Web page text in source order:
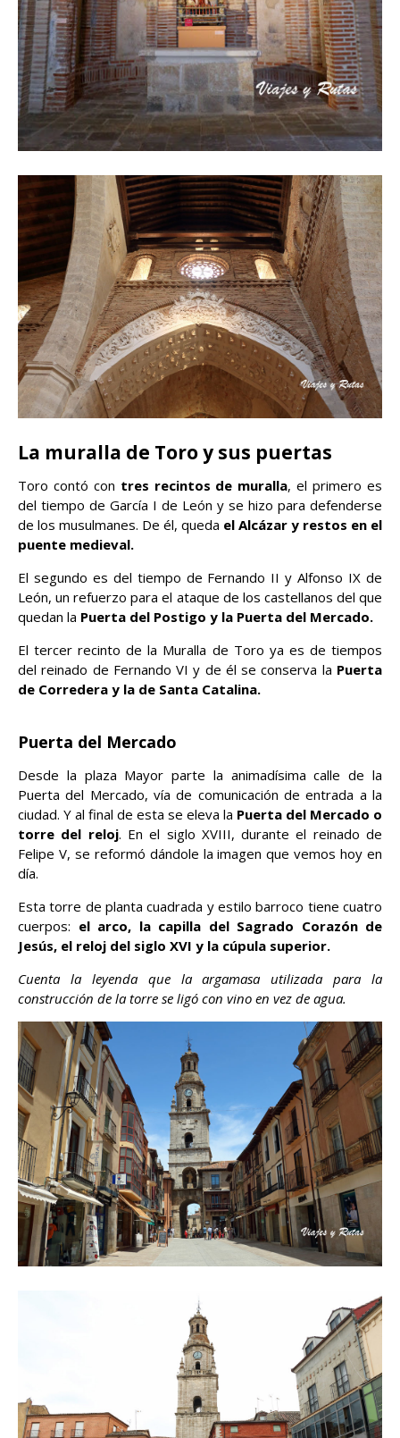
La muralla de Toro y sus puertas
Toro contó con tres recintos de muralla, el primero es
del tiempo de García I de León y se hizo para defenderse
de los musulmanes. De él, queda el Alcázar y restos en el
puente medieval.
El segundo es del tiempo de Fernando II y Alfonso IX de
León, un refuerzo para el ataque de los castellanos del que
quedan la Puerta del Postigo y la Puerta del Mercado.
El tercer recinto de la Muralla de Toro ya es de tiempos
del reinado de Fernando VI y de él se conserva la Puerta
de Corredera y la de Santa Catalina.
Puerta del Mercado
Desde la plaza Mayor parte la animadísima calle de la
Puerta del Mercado, vía de comunicación de entrada a la
ciudad. Y al final de esta se eleva la Puerta del Mercado o
torre del reloj. En el siglo XVIII, durante el reinado de
Felipe V, se reformó dándole la imagen que vemos hoy en
día.
Esta torre de planta cuadrada y estilo barroco tiene cuatro
cuerpos: el arco, la capilla del Sagrado Corazón de
Jesús, el reloj del siglo XVI y la cúpula superior.
Cuenta la leyenda que la argamasa utilizada para la
construcción de la torre se ligó con vino en vez de agua.